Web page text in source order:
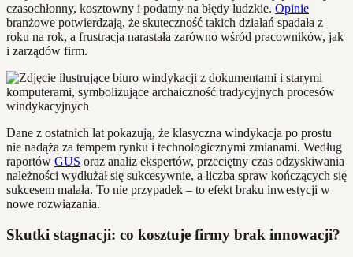
czasochłonny, kosztowny i podatny na błędy ludzkie. Opinie
branżowe potwierdzają, że skuteczność takich działań spadała z
roku na rok, a frustracja narastała zarówno wśród pracowników, jak
i zarządów firm.
Dane z ostatnich lat pokazują, że klasyczna windykacja po prostu
nie nadąża za tempem rynku i technologicznymi zmianami. Według
raportów GUS oraz analiz ekspertów, przeciętny czas odzyskiwania
należności wydłużał się sukcesywnie, a liczba spraw kończących się
sukcesem malała. To nie przypadek – to efekt braku inwestycji w
nowe rozwiązania.
Skutki stagnacji: co kosztuje firmy brak innowacji?